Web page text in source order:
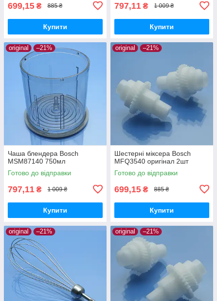
699,15 ₴ 885 ₴
Купити
797,11 ₴ 1 009 ₴
Купити
original –21%
Чаша блендера Bosch
MSM87140 750мл
Готово до відправки
797,11 ₴ 1 009 ₴
Купити
original –21%
Шестерні міксера Bosch
MFQ3540 оригінал 2шт
Готово до відправки
699,15 ₴ 885 ₴
Купити
original –21% original –21%